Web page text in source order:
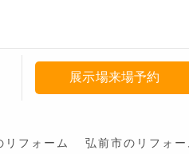
展示場来場予約
リフォーム 弘前市のリフォー